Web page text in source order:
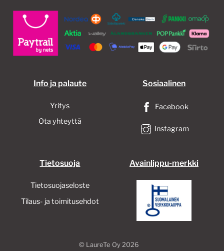
tehdä
valinnat
tuotteen
Info ja palaute
Yritys
Ota yhteyttä
Sosiaalinen
Facebook
Instagram
Tietosuoja
Tietosuojaseloste
Tilaus- ja toimitusehdot
Avainlippu-merkki
© LaureTe Oy2026